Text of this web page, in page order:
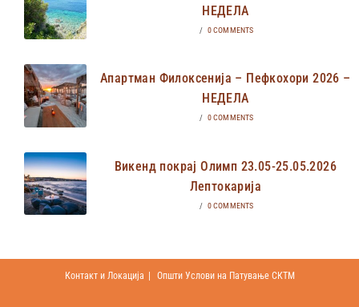
НЕДЕЛА
/ 0 COMMENTS
Апартман Филоксенија – Пефкохори 2026 –
НЕДЕЛА
/ 0 COMMENTS
Викенд покрај Олимп 23.05-25.05.2026
Лептокарија
/ 0 COMMENTS
Контакт и Локација Општи Услови на Патување СКТМ